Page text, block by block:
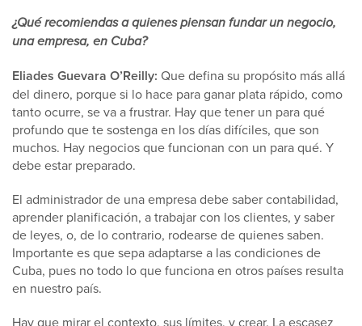
¿Qué recomiendas a quienes piensan fundar un negocio,
una empresa, en Cuba?
Eliades Guevara O’Reilly: Que defina su propósito más allá
del dinero, porque si lo hace para ganar plata rápido, como
tanto ocurre, se va a frustrar. Hay que tener un para qué
profundo que te sostenga en los días difíciles, que son
muchos. Hay negocios que funcionan con un para qué. Y
debe estar preparado.
El administrador de una empresa debe saber contabilidad,
aprender planificación, a trabajar con los clientes, y saber
de leyes, o, de lo contrario, rodearse de quienes saben.
Importante es que sepa adaptarse a las condiciones de
Cuba, pues no todo lo que funciona en otros países resulta
en nuestro país.
Hay que mirar el contexto, sus límites, y crear. La escasez